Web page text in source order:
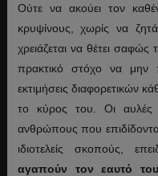
Ούτε να ακούει τον
κρυψίνους, χωρίς να
χρειάζεται να θέτει σαφώς
πρακτικό στόχο να μην
εκτιμήσεις διαφορετικών
το κύρος του. Οι αυλές
ανθρώπους που
ιδιοτελείς σκοπούς,
αγαπούν τον εαυτό